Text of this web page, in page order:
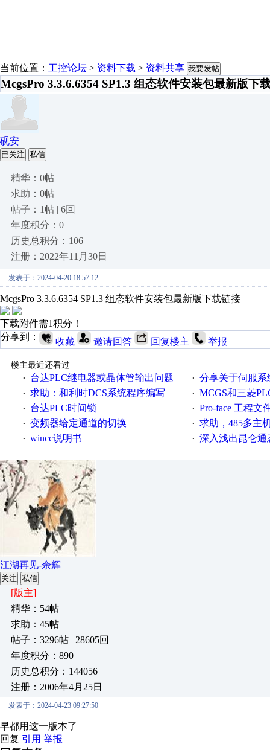
当前位置： 工控论坛 > 资料下载 > 资料共享 我要发帖
McgsPro 3.3.6.6354 SP1.3 组态软件安装包最新版下
砚安
已关注 私信
精华：0帖
求助：0帖
帖子：1帖 | 6回
年度积分：0
历史总积分：106
注册：2022年11月30日
发表于：2024-04-20 18:57:12
McgsPro 3.3.6.6354 SP1.3 组态软件安装包最新版下载链接
下载附件需1积分！
分享到：
收藏 邀请回答 回复楼主 举报
楼主最近还看过
·
台达PLC继电器或晶体管输出问题 · 分享关于伺服系统电
· 求助：和利时DCS系统程序编写 · MCGS和三菱PLC
· 台达PLC时间锁 · Pro-face 工程文件
· 变频器给定通道的切换 · 求助，485多主
· wincc说明书 · 深入浅出昆仑通态
江湖再见-余辉
关注 私信
[版主]
精华：54帖
求助：45帖
帖子：3296帖 | 28605回
年度积分：890
历史总积分：144056
注册：2006年4月25日
发表于：2024-04-23 09:27:50
早都用这一版本了
回复 引用 举报